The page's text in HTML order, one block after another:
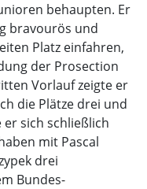
behaupten. Er
bravourös und
Platz einfahren,
der Prosection
Vorlauf zeigte er
die Plätze drei und
sich schließlich
mit Pascal
drei
Bundes-